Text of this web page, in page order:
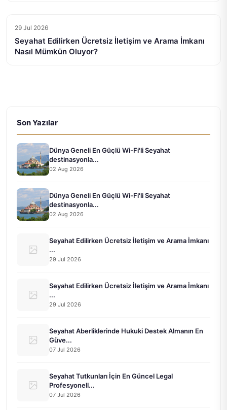
29 Jul 2026
Seyahat Edilirken Ücretsiz İletişim ve Arama İmkanı
Nasıl Mümkün Oluyor?
Son Yazılar
Dünya Geneli En Güçlü Wi-Fi'li Seyahat
destinasyonla...
02 Aug 2026
Dünya Geneli En Güçlü Wi-Fi'li Seyahat
destinasyonla...
02 Aug 2026
Seyahat Edilirken Ücretsiz İletişim ve Arama İmkanı
...
29 Jul 2026
Seyahat Edilirken Ücretsiz İletişim ve Arama İmkanı
...
29 Jul 2026
Seyahat Aberliklerinde Hukuki Destek Almanın En
Güve...
07 Jul 2026
Seyahat Tutkunları İçin En Güncel Legal
Profesyonell...
07 Jul 2026